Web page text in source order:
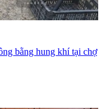
bằng hung khí tại chợ